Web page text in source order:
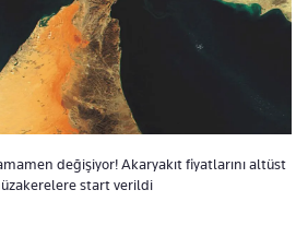
değişiyor! Akaryakıt fiyatlarını altüst
start verildi